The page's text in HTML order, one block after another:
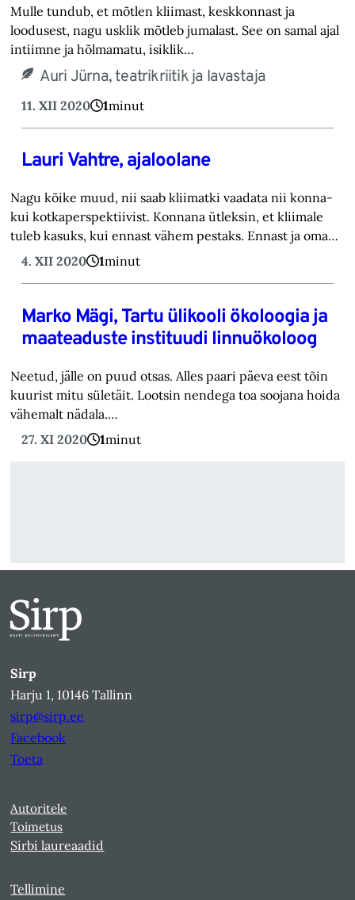
Mulle tundub, et mõtlen kliimast, keskkonnast ja
loodusest, nagu usklik mõtleb jumalast. See on samal ajal
intiimne ja hõlmamatu, isiklik…
Auri Jürna, teatrikriitik ja lavastaja
11. XII 2020 1minut
Lauri Vahtre, ajaloolane
Nagu kõike muud, nii saab kliimatki vaadata nii konna-
kui kotkaperspektiivist. Konnana ütleksin, et kliimale
tuleb kasuks, kui ennast vähem pestaks. Ennast ja oma…
4. XII 2020
1minut
Marko Mägi, Tartu ülikooli ökoloogia ja
maateaduste instituudi linnuökoloog
Neetud, jälle on puud otsas. Alles paari päeva eest tõin
kuurist mitu sületäit. Lootsin nendega toa soojana hoida
vähemalt nädala.…
27. XI 2020
1minut
Sirp
Harju 1, 10146 Tallinn
sirp@sirp.ee
Facebook
Toeta
Autoritele
Toimetus
Sirbi laureaadid
Tellimine